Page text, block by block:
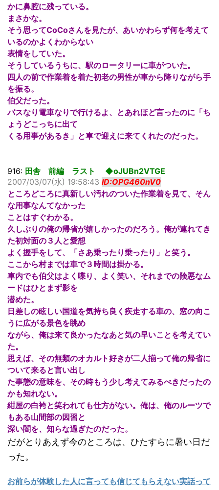
かに鼻腔に残っている。
まさかな。
そう思ってCoCoさんを見たが、あいかわらず何を考えて
いるのかよくわからない
表情をしていた。
そうしているうちに、駅のロータリーに車がついた。
四人の前で作業着を着た初老の男性が車から降りながら手
を振る。
伯父だった。
バスなり電車なりで行けるよ、とあれほど言ったのに「ち
ょうどこっちに出て
くる用事があるき」と車で迎えに来てくれたのだった。
916: 田舎 前編 ラスト ◆oJUBn2VTGE
2007/03/07(水) 19:58:43 ID:OPG460nV0
ところどころに真新しい汚れのついた作業着を見て、そん
な用事なんてなかった
ことはすぐわかる。
久しぶりの俺の帰省が嬉しかったのだろう。俺が連れてき
た初対面の３人と愛想
よく握手をして、「さあ乗ったり乗ったり」と笑う。
ここから村までは車で３時間は掛かる。
車内でも伯父はよく喋り、よく笑い、それまでの険悪なム
ードはひとまず影を
潜めた。
日差しの眩しい国道を気持ち良く疾走する車の、窓の向こ
うに広がる景色を眺め
ながら、俺は来て良かったなあと気の早いことを考えてい
た。
思えば、その無類のオカルト好きが二人揃って俺の帰省に
ついて来ると言い出し
た事態の意味を、その時もう少し考えてみるべきだったの
かも知れない。
紺屋の白袴と笑われても仕方がない。俺は、俺のルーツで
もある山間部の因習と
深い闇を、知らな過ぎたのだった。
だがとりあえず今のところは、ひたすらに暑い日だ
った。
お前らが体験した人に言っても信じてもらえない実話って